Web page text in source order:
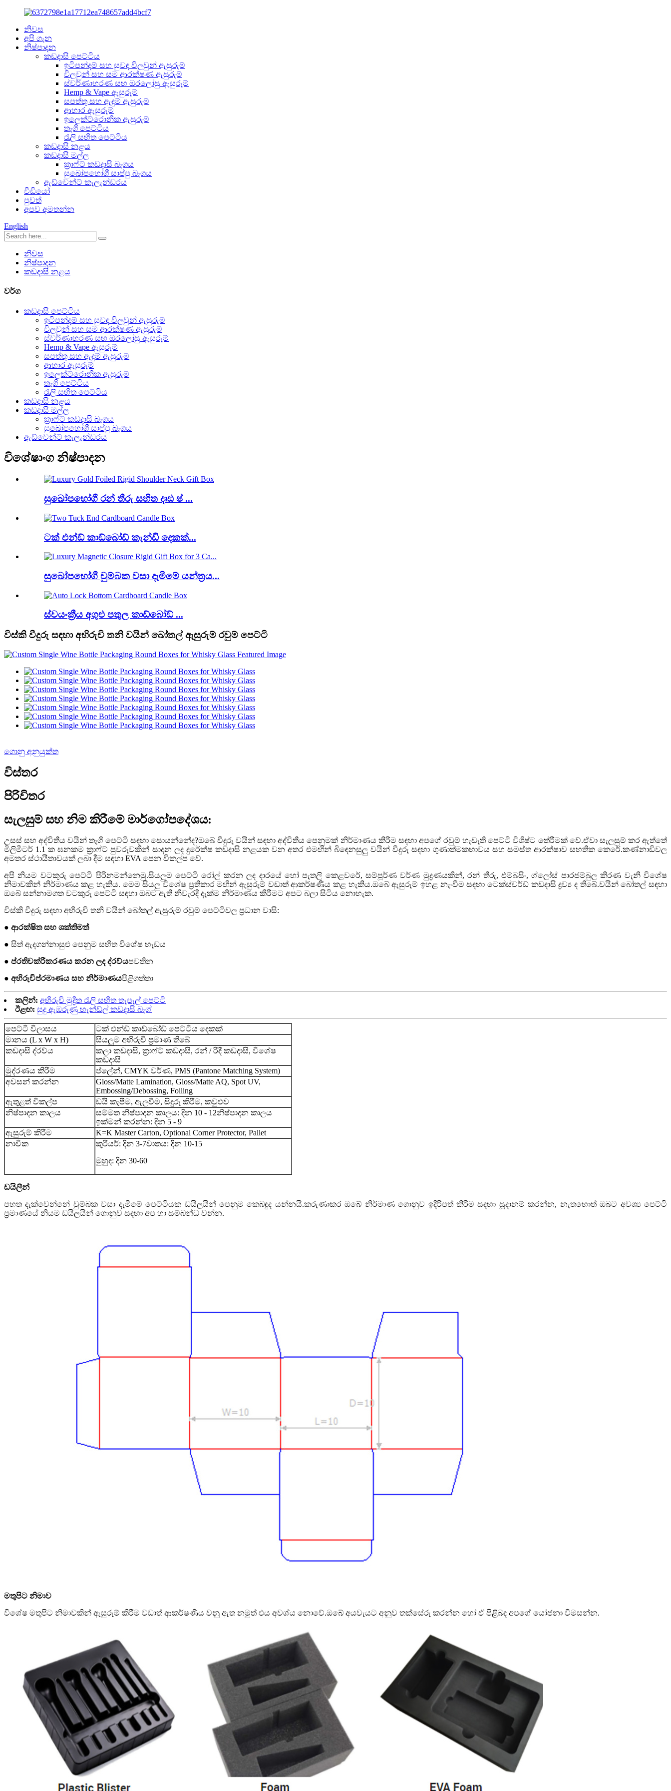
නිවස
අපි ගැන
නිෂ්පාදන
කඩදාසි පෙට්ටිය
ඉටිපන්දම් සහ සුවඳ විලවුන් ඇසුරුම්
විලවුන් සහ සම ආරක්ෂණ ඇසුරුම්
ස්වර්ණාභරණ සහ ඔරලෝසු ඇසුරුම්
Hemp & Vape ඇසුරුම්
සපත්තු සහ ඇඳුම් ඇසුරුම්
ආහාර ඇසුරුම්
ඉලෙක්ට්රොනික ඇසුරුම්
තෑගි පෙට්ටිය
රැලි සහිත පෙට්ටිය
කඩදාසි නළය
කඩදාසි මල්ල
ක්‍රාෆ්ට් කඩදාසි බෑගය
සුඛෝපභෝගී සාප්පු බෑගය
ඇඩ්වෙන්ට් කැලැන්ඩරය
වීඩියෝ
පුවත්
අපව අමතන්න
English
නිවස
නිෂ්පාදන
කඩදාසි නළය
වර්ග
කඩදාසි පෙට්ටිය
ඉටිපන්දම් සහ සුවඳ විලවුන් ඇසුරුම්
විලවුන් සහ සම ආරක්ෂණ ඇසුරුම්
ස්වර්ණාභරණ සහ ඔරලෝසු ඇසුරුම්
Hemp & Vape ඇසුරුම්
සපත්තු සහ ඇඳුම් ඇසුරුම්
ආහාර ඇසුරුම්
ඉලෙක්ට්රොනික ඇසුරුම්
තෑගි පෙට්ටිය
රැලි සහිත පෙට්ටිය
කඩදාසි නළය
කඩදාසි මල්ල
ක්‍රාෆ්ට් කඩදාසි බෑගය
සුඛෝපභෝගී සාප්පු බෑගය
ඇඩ්වෙන්ට් කැලැන්ඩරය
විශේෂාංග නිෂ්පාදන
සුඛෝපභෝගී රන් තීරු සහිත දෘඪ ෂ් ...
ටක් එන්ඩ් කාඩ්බෝඩ් කැන්ඩි දෙකක්...
සුඛෝපභෝගී චුම්බක වසා දැමීමේ යන්ත්‍රය...
ස්වයංක්‍රීය අගුළු පතුල කාඩ්බෝඩ් ...
විස්කි වීදුරු සඳහා අභිරුචි තනි වයින් බෝතල් ඇසුරුම් රවුම් පෙට්ටි
ගොනු අනුයුක්ත
විස්තර
පිරිවිතර
සැලසුම් සහ නිම කිරීමේ මාර්ගෝපදේශය:
උසස් සහ අද්විතීය වයින් තෑගි පෙට්ටි සඳහා සොයන්නේද?ඔබේ වීදුරු වයින් සඳහා අද්විතීය පෙනුමක් නිර්මාණය කිරීම සඳහා අපගේ රවුම් හැඩැති පෙට්ටි විශිෂ්ට තේරීමක් වේ.ඒවා සැලසුම් කර ඇත්තේ
මිලිමීටර් 1.1 ක ඝනකම ක්‍රාෆ්ට් පුවරුවකින් සාදන ලද දුරේක්ෂ කඩදාසි නළයක වන අතර එමඟින් බිඳෙනසුලු වයින් වීදුරු සඳහා ගුණාත්මකභාවය සහ සමස්ත ආරක්ෂාව සහතික කෙරේ.කණ්නාඩිවල
අමතර ස්ථායීතාවයක් ලබා දීම සඳහා EVA පෙන විකල්ප වේ.
අපි නියම වටකුරු පෙට්ටි පිරිනමන්නෙමු.සියලුම පෙට්ටි රෝල් කරන ලද දාරයේ හෝ පැතලි කෙළවරේ, සම්පූර්ණ වර්ණ මුද්‍රණයකින්, රන් තීරු, එම්බසිං, ග්ලෝස් පාරජම්බුල කිරණ වැනි විශේෂ
නිමාවකින් නිර්මාණය කළ හැකිය. මෙම සියලු විශේෂ ප්‍රතිකාර මඟින් ඇසුරුම් වඩාත් ආකර්ෂණීය කළ හැකිය.ඔබේ ඇසුරුම් ඉහළ නැංවීම සඳහා ටෙක්ස්චර්ඩ් කඩදාසි ද්‍රව්‍ය ද තිබේ.වයින් බෝතල් සඳහා
ඔබේ සන්නාමගත වටකුරු පෙට්ටි සඳහා ඔබට ඇති නිවැරදි දැක්ම නිර්මාණය කිරීමට අපට බලා සිටිය නොහැක.
විස්කි වීදුරු සඳහා අභිරුචි තනි වයින් බෝතල් ඇසුරුම් රවුම් පෙට්ටිවල ප්‍රධාන වාසි:
● ආරක්ෂිත සහ ශක්තිමත්
● සිත් ඇදගන්නාසුළු පෙනුම සහිත විශේෂ හැඩය
● ප්රතිචක්රීකරණය කරන ලද ද්රව්යපවතින
● අභිරුචිප්රමාණය සහ නිර්මාණයපිළිගත්තා
කලින්: අභිරුචි මුද්‍රිත රැලි සහිත තැපැල් පෙට්ටි
ඊළඟ: සුදු ඇඹරුණු හැන්ඩ්ල් කඩදාසි බෑග්
පෙට්ටි විලාසය
ටක් එන්ඩ් කාඩ්බෝඩ් පෙට්ටිය දෙකක්
මානය (L x W x H)
සියලුම අභිරුචි ප්‍රමාණ තිබේ
කඩදාසි ද්රව්ය
කලා කඩදාසි, ක්‍රාෆ්ට් කඩදාසි, රන් / රිදී කඩදාසි, විශේෂ
කඩදාසි
මුද්රණය කිරීම
ප්ලේන්, CMYK වර්ණ, PMS (Pantone Matching System)
අවසන් කරන්න
Gloss/Matte Lamination, Gloss/Matte AQ, Spot UV,
Embossing/Debossing, Foiling
ඇතුළත් විකල්ප
ඩයි කැපීම, ඇලවීම, සිදුරු කිරීම, කවුළුව
නිෂ්පාදන කාලය
සම්මත නිෂ්පාදන කාලය: දින 10 - 12නිෂ්පාදන කාලය
ඉක්මන් කරන්න: දින 5 - 9
ඇසුරුම් කිරීම
K=K Master Carton, Optional Corner Protector, Pallet
නාවික
කුරියර්: දින 3-7වාතය: දින 10-15
මුහුද: දින 30-60
ඩයිලීන්
පහත දැක්වෙන්නේ චුම්බක වසා දැමීමේ පෙට්ටියක ඩයිලයින් පෙනුම කෙබඳුද යන්නයි.කරුණාකර ඔබේ නිර්මාණ ගොනුව ඉදිරිපත් කිරීම සඳහා සූදානම් කරන්න, නැතහොත් ඔබට අවශ්‍ය පෙට්ටි
ප්‍රමාණයේ නියම ඩයිලයින් ගොනුව සඳහා අප හා සම්බන්ධ වන්න.
මතුපිට නිමාව
විශේෂ මතුපිට නිමාවකින් ඇසුරුම් කිරීම වඩාත් ආකර්ෂණීය වනු ඇත නමුත් එය අවශ්ය නොවේ.ඔබේ අයවැයට අනුව තක්සේරු කරන්න හෝ ඒ පිළිබඳ අපගේ යෝජනා විමසන්න.